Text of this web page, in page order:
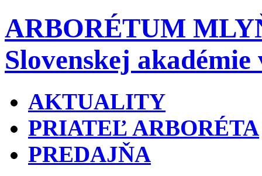
ARBORÉTUM
Slovenskej akadémie
AKTUALITY
PRIATEĽ ARBORÉTA
PREDAJŇA